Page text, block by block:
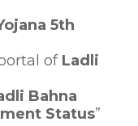
5th
of Ladli
Bahna
Status”